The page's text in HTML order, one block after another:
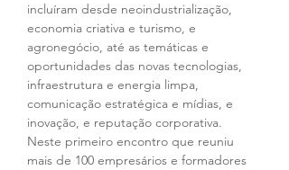
incluíram desde neoindustrialização,
economia criativa e turismo, e
agronegócio, até as temáticas e
oportunidades das novas tecnologias,
infraestrutura e energia limpa,
comunicação estratégica e mídias, e
inovação, e reputação corporativa.
Neste primeiro encontro que reuniu
mais de 100 empresários e formadores